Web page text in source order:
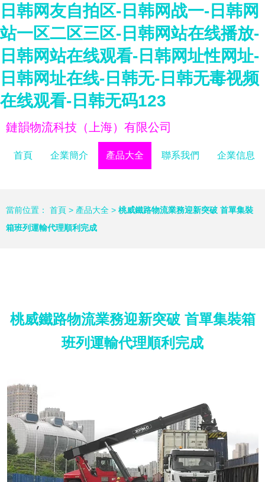
日韩网友自拍区-日韩网战一-日韩网
站一区二区三区-日韩网站在线播放-
日韩网站在线观看-日韩网址性网址-
日韩网址在线-日韩无-日韩无毒视频
在线观看-日韩无码123
鏈韻物流科技（上海）有限公司
首頁 企業簡介 產品大全 聯系我們 企業信息
當前位置： 首頁 > 產品大全 > 桃威鐵路物流業務迎新突破 首單集裝
箱班列運輸代理順利完成
桃威鐵路物流業務迎新突破 首單集裝箱
班列運輸代理順利完成